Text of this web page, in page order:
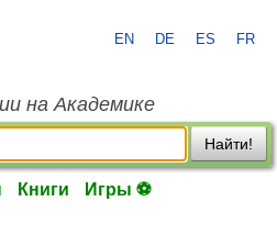
EN DE ES FR
на Академике
Найти!
Книги Игры ⚽